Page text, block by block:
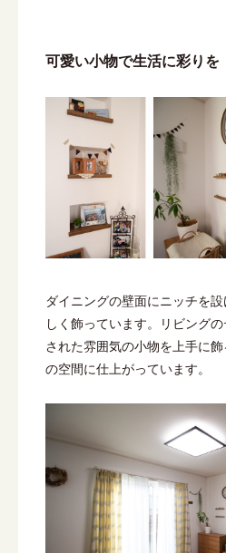
可愛い小物で生活に彩りを
ダイニングの壁面にニッチを
しく飾っています。リビング
された雰囲気の小物を上手に
の空間に仕上がっています。